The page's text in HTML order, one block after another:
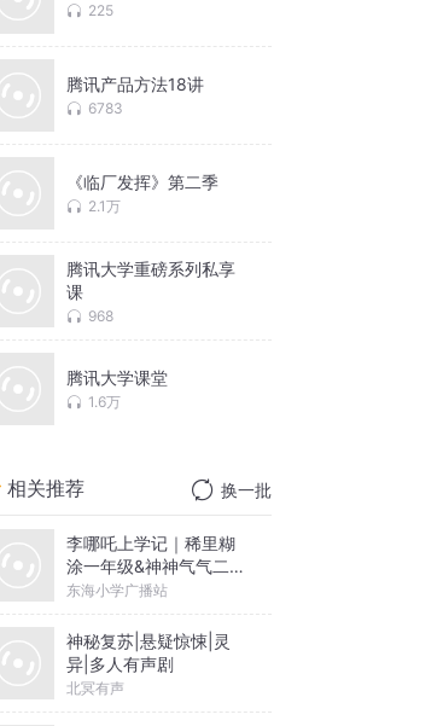
225
腾讯产品方法18讲
6783
《临厂发挥》第二季
2.1万
腾讯大学重磅系列私享
课
968
腾讯大学课堂
1.6万
相关推荐 换一批
李哪吒上学记｜稀里糊
涂一年级&神神气气二年
级
东海小学广播站
神秘复苏|悬疑惊悚|灵
异|多人有声剧
北冥有声